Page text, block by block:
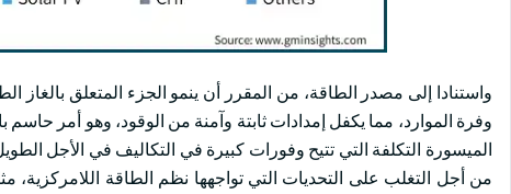
وفرة الموارد، مما يكفل إمدادات ثابتة وآمنة من الوقود، وهو أمر
الميسورة التكلفة التي تتيح وفورات كبيرة في التكاليف في الأجل
من أجل التغلب على التحديات التي تواجهها نظم الطاقة اللامركزية،